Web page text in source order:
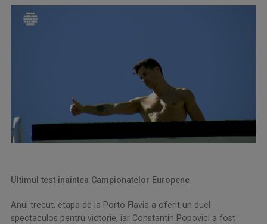
Ultimul test înaintea Campionatelor Europene
Anul trecut, etapa de la Porto Flavia a oferit un duel
spectaculos pentru victorie, iar Constantin Popovici a fost